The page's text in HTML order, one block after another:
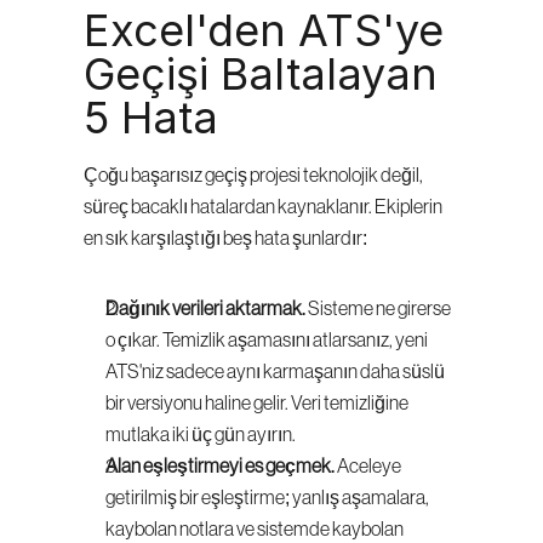
Excel'den ATS'ye
Geçişi Baltalayan
5 Hata
Çoğu başarısız geçiş projesi teknolojik değil,
süreç bacaklı hatalardan kaynaklanır. Ekiplerin
en sık karşılaştığı beş hata şunlardır:
Dağınık verileri aktarmak. Sisteme ne girerse
o çıkar. Temizlik aşamasını atlarsanız, yeni
ATS'niz sadece aynı karmaşanın daha süslü
bir versiyonu haline gelir. Veri temizliğine
mutlaka iki üç gün ayırın.
Alan eşleştirmeyi es geçmek. Aceleye
getirilmiş bir eşleştirme; yanlış aşamalara,
kaybolan notlara ve sistemde kaybolan